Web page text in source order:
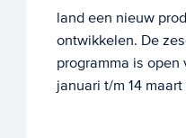
land een nieuw
ontwikkelen. De
programma is open
januari t/m 14